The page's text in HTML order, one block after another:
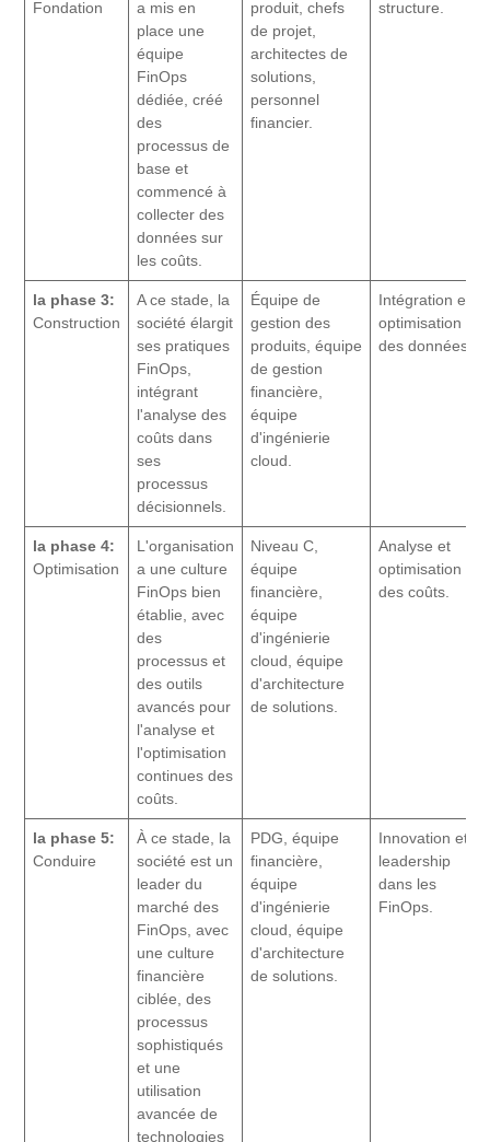
Fondation
a mis en
place une
équipe
FinOps
dédiée, créé
des
processus de
base et
commencé à
collecter des
données sur
les coûts.
produit, chefs
de projet,
architectes de
solutions,
personnel
financier.
structure.
la phase 3:
Construction
A ce stade, la
société élargit
ses pratiques
FinOps,
intégrant
l'analyse des
coûts dans
ses
processus
décisionnels.
Équipe de
gestion des
produits, équipe
de gestion
financière,
équipe
d'ingénierie
cloud.
Intégration et
optimisation
des données.
la phase 4:
Optimisation
L'organisation
a une culture
FinOps bien
établie, avec
des
processus et
des outils
avancés pour
l'analyse et
l'optimisation
continues des
coûts.
Niveau C,
équipe
financière,
équipe
d'ingénierie
cloud, équipe
d'architecture
de solutions.
Analyse et
optimisation
des coûts.
la phase 5:
Conduire
À ce stade, la
société est un
leader du
marché des
FinOps, avec
une culture
financière
ciblée, des
processus
sophistiqués
et une
utilisation
avancée de
technologies
PDG, équipe
financière,
équipe
d'ingénierie
cloud, équipe
d'architecture
de solutions.
Innovation et
leadership
dans les
FinOps.